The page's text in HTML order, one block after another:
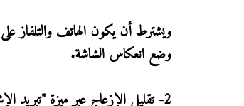
وضع انعكاس الشاشة.
2- تقليل الإزعاج عبر ميزة "تبريد الإشعارات"